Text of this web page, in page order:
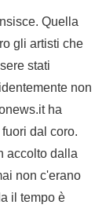
Quella
gli artisti che
stati
non
ha
dal coro.
accolto dalla
non c'erano
il tempo è